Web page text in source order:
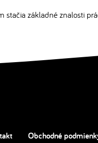
stačia základné znalosti
Obchodné